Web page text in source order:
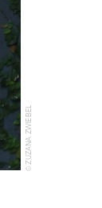
© ZUZANA ZWIEBEL